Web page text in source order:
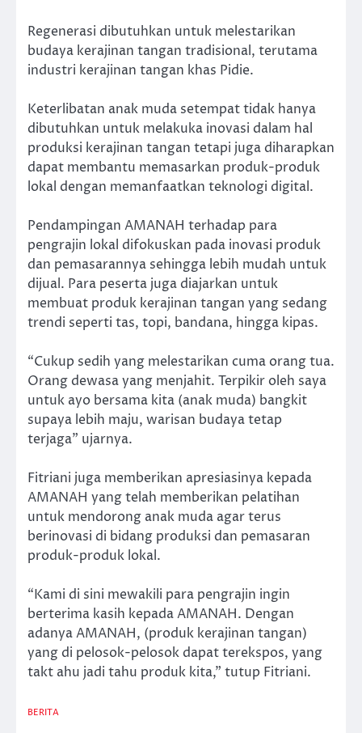
Regenerasi dibutuhkan untuk melestarikan
budaya kerajinan tangan tradisional, terutama
industri kerajinan tangan khas Pidie.
Keterlibatan anak muda setempat tidak hanya
dibutuhkan untuk melakuka inovasi dalam hal
produksi kerajinan tangan tetapi juga diharapkan
dapat membantu memasarkan produk-produk
lokal dengan memanfaatkan teknologi digital.
Pendampingan AMANAH terhadap para
pengrajin lokal difokuskan pada inovasi produk
dan pemasarannya sehingga lebih mudah untuk
dijual. Para peserta juga diajarkan untuk
membuat produk kerajinan tangan yang sedang
trendi seperti tas, topi, bandana, hingga kipas.
“Cukup sedih yang melestarikan cuma orang tua.
Orang dewasa yang menjahit. Terpikir oleh saya
untuk ayo bersama kita (anak muda) bangkit
supaya lebih maju, warisan budaya tetap
terjaga” ujarnya.
Fitriani juga memberikan apresiasinya kepada
AMANAH yang telah memberikan pelatihan
untuk mendorong anak muda agar terus
berinovasi di bidang produksi dan pemasaran
produk-produk lokal.
“Kami di sini mewakili para pengrajin ingin
berterima kasih kepada AMANAH. Dengan
adanya AMANAH, (produk kerajinan tangan)
yang di pelosok-pelosok dapat terekspos, yang
takt ahu jadi tahu produk kita,” tutup Fitriani.
BERITA